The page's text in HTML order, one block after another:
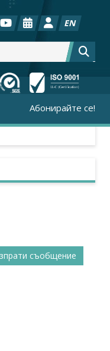
EN
Абонирайте се!
съобщение